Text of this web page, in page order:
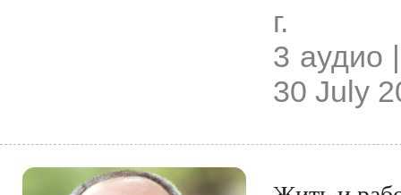
г.
3 аудио
30 July